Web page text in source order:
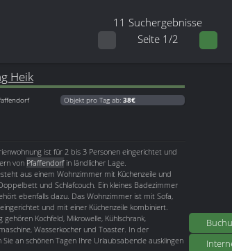
11 Suchergebnisse
Seite 1/2
Heik
Objekt pro Tag ab: 38€
ist für 2 bis 3 Personen eingerichtet und
von Pfaffendorfin ländlicher Lage.
aus einem Wohnzimmer mit Küchenzeile und
und Schlafcouch. Ein kleines Badezimmer
ebenfalls dazu. Das Wohnzimmer ist mit Sofa,
und mit einer Küchenzeile kombiniert.
Kochfeld, Mikrowelle, Kühlschrank,
Wasserkocher und Toaster. In der
Sie an schönen Tagen Ihre Urlaubsabende ausklingen